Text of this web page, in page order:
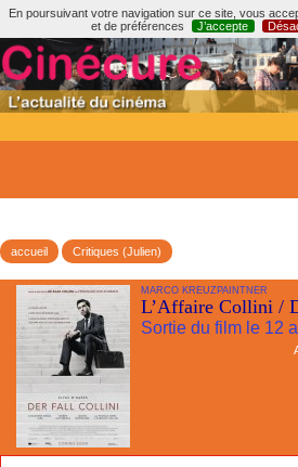
En poursuivant votre navigation sur ce site, vous
et de préférences
J’accepte
accueil Critiques (Julien)
MARCO KREUZPAINTNER
L’Affaire Collini /
Sortie du film le 12